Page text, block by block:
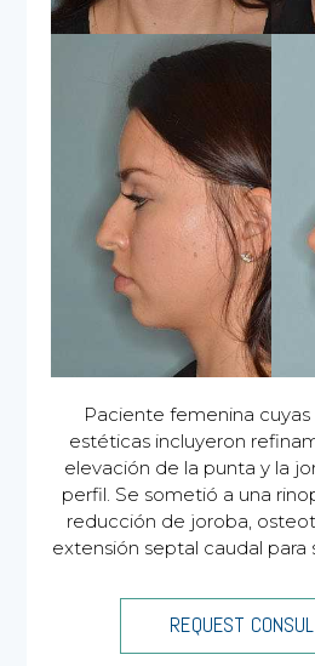
Paciente femenina
estéticas incluyeron
elevación de la punta y la
perfil. Se sometió a una
reducción de joroba,
extensión septal caudal
REQUEST